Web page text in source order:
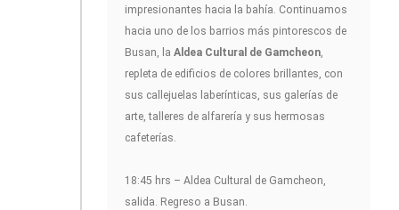
impresionantes hacia la bahía. Continuamos
hacia uno de los barrios más pintorescos de
Busan, la Aldea Cultural de Gamcheon,
repleta de edificios de colores brillantes, con
sus callejuelas laberínticas, sus galerías de
arte, talleres de alfarería y sus hermosas
cafeterías.
18:45 hrs – Aldea Cultural de Gamcheon,
salida. Regreso a Busan.